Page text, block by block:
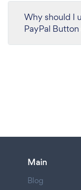
Why should I
PayPal
Main
Blog